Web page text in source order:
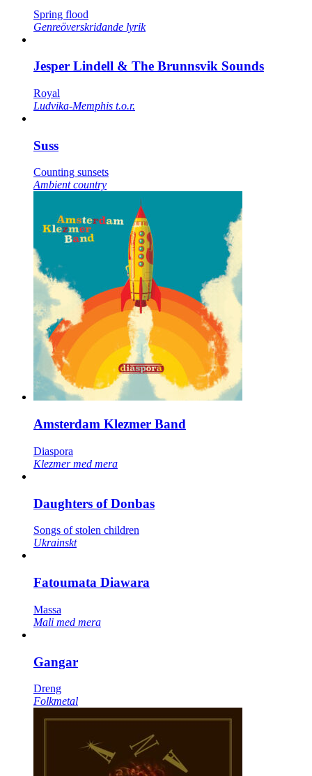
Spring flood
Genreöverskridande lyrik
Jesper Lindell & The Brunnsvik Sounds
Royal
Ludvika-Memphis t.o.r.
Suss
Counting sunsets
Ambient country
Amsterdam Klezmer Band
Diaspora
Klezmer med mera
Daughters of Donbas
Songs of stolen children
Ukrainskt
Fatoumata Diawara
Massa
Mali med mera
Gangar
Dreng
Folkmetal